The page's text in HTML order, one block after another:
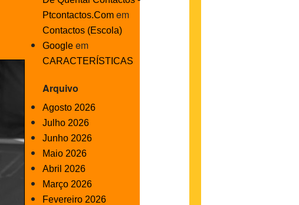
Ptcontactos.Comem
Contactos (Escola)
Googleem
CARACTERÍSTICAS
Arquivo
Agosto 2026
Julho 2026
Junho 2026
Maio 2026
Abril 2026
Março 2026
Fevereiro 2026